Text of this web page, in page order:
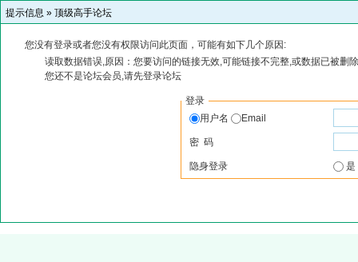
提示信息 » 顶级高手论坛
您没有登录或者您没有权限访问此页面，可能有如下几个原因:
读取数据错误,原因：您要访问的链接无效,可能链接不完整,或数据已被删
您还不是论坛会员,请先登录论坛
登录
用户名
Email
密 码
隐身登录